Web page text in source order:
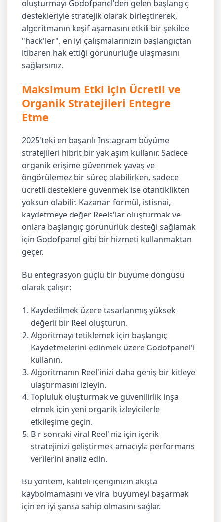
oluşturmayı Godofpanel'den gelen başlangıç
destekleriyle stratejik olarak birleştirerek,
algoritmanın keşif aşamasını etkili bir şekilde
"hack'ler", en iyi çalışmalarınızın başlangıçtan
itibaren hak ettiği görünürlüğe ulaşmasını
sağlarsınız.
Maksimum Etki için Ücretli ve
Organik Stratejileri Entegre
Etme
2025'teki en başarılı Instagram büyüme
stratejileri hibrit bir yaklaşım kullanır. Sadece
organik erişime güvenmek yavaş ve
öngörülemez bir süreç olabilirken, sadece
ücretli desteklere güvenmek ise otantiklikten
yoksun olabilir. Kazanan formül, istisnai,
kaydetmeye değer Reels'lar oluşturmak ve
onlara başlangıç görünürlük desteği sağlamak
için Godofpanel gibi bir hizmeti kullanmaktan
geçer.
Bu entegrasyon güçlü bir büyüme döngüsü
olarak çalışır:
Kaydedilmek üzere tasarlanmış yüksek
değerli bir Reel oluşturun.
Algoritmayı tetiklemek için başlangıç
Kaydetmelerini edinmek üzere Godofpanel'i
kullanın.
Algoritmanın Reel'inizi daha geniş bir kitleye
ulaştırmasını izleyin.
Topluluk oluşturmak ve güvenilirlik inşa
etmek için yeni organik izleyicilerle
etkileşime geçin.
Bir sonraki viral Reel'iniz için içerik
stratejinizi geliştirmek amacıyla performans
verilerini analiz edin.
Bu yöntem, kaliteli içeriğinizin akışta
kaybolmamasını ve viral büyümeyi başarmak
için en iyi şansa sahip olmasını sağlar.